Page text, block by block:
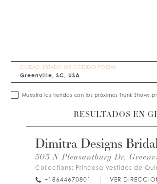
CIUDAD, ESTADO OR CÓDIGO POSTAL
Muestra las tiendas con los próximos Trunk Shows
RESULTADOS EN
Dimitra Designs
303 N Pleasantburg Dr,
Collections: Princesa Vestidos de
+18644670801
VER